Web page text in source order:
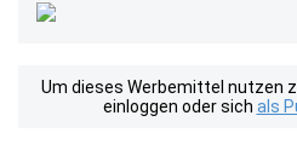
Um dieses Werbemittel nutzen
einloggen oder sich als